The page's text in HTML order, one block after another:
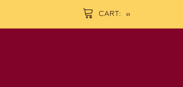
CART: 0